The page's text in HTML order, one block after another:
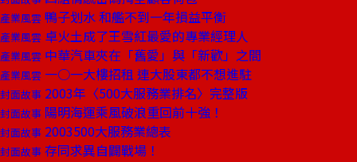
產業風雲 鴨子划水 和艦不到一年損益平衡
產業風雲 卓火土成了王雪紅最愛的專業經理人
產業風雲 中華汽車夾在「舊愛」與「新歡」之間
產業風雲 一○一大樓招租 連大股東都不想進駐
封面故事 2003年〈500大服務業排名〉完整版
封面故事 陽明海運乘風破浪重回前十強！
封面故事 2003500大服務業總表
封面故事 存同求異自闢戰場！